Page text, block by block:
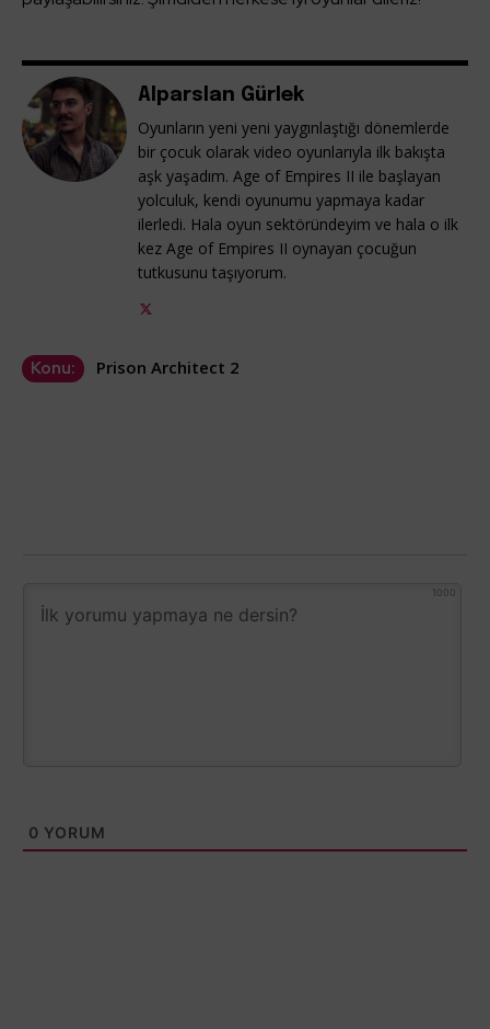
Alparslan Gürlek
Oyunların yeni yeni yaygınlaştığı dönemlerde
bir çocuk olarak video oyunlarıyla ilk bakışta
aşk yaşadım. Age of Empires II ile başlayan
yolculuk, kendi oyunumu yapmaya kadar
ilerledi. Hala oyun sektöründeyim ve hala o ilk
kez Age of Empires II oynayan çocuğun
tutkusunu taşıyorum.
Konu: Prison Architect 2
1000
0 YORUM